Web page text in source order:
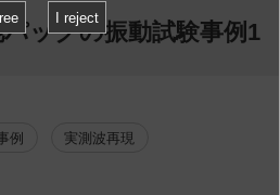
ックの振動試験事例1
例 実測波再現
I reject